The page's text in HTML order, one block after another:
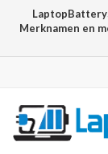
Merknamen en